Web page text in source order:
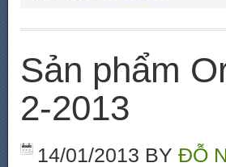
Sản phẩm
2-2013
14/01/2013 BY ĐỖ